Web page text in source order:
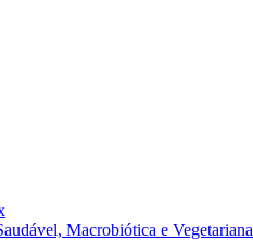
Macrobiótica e Vegetariana